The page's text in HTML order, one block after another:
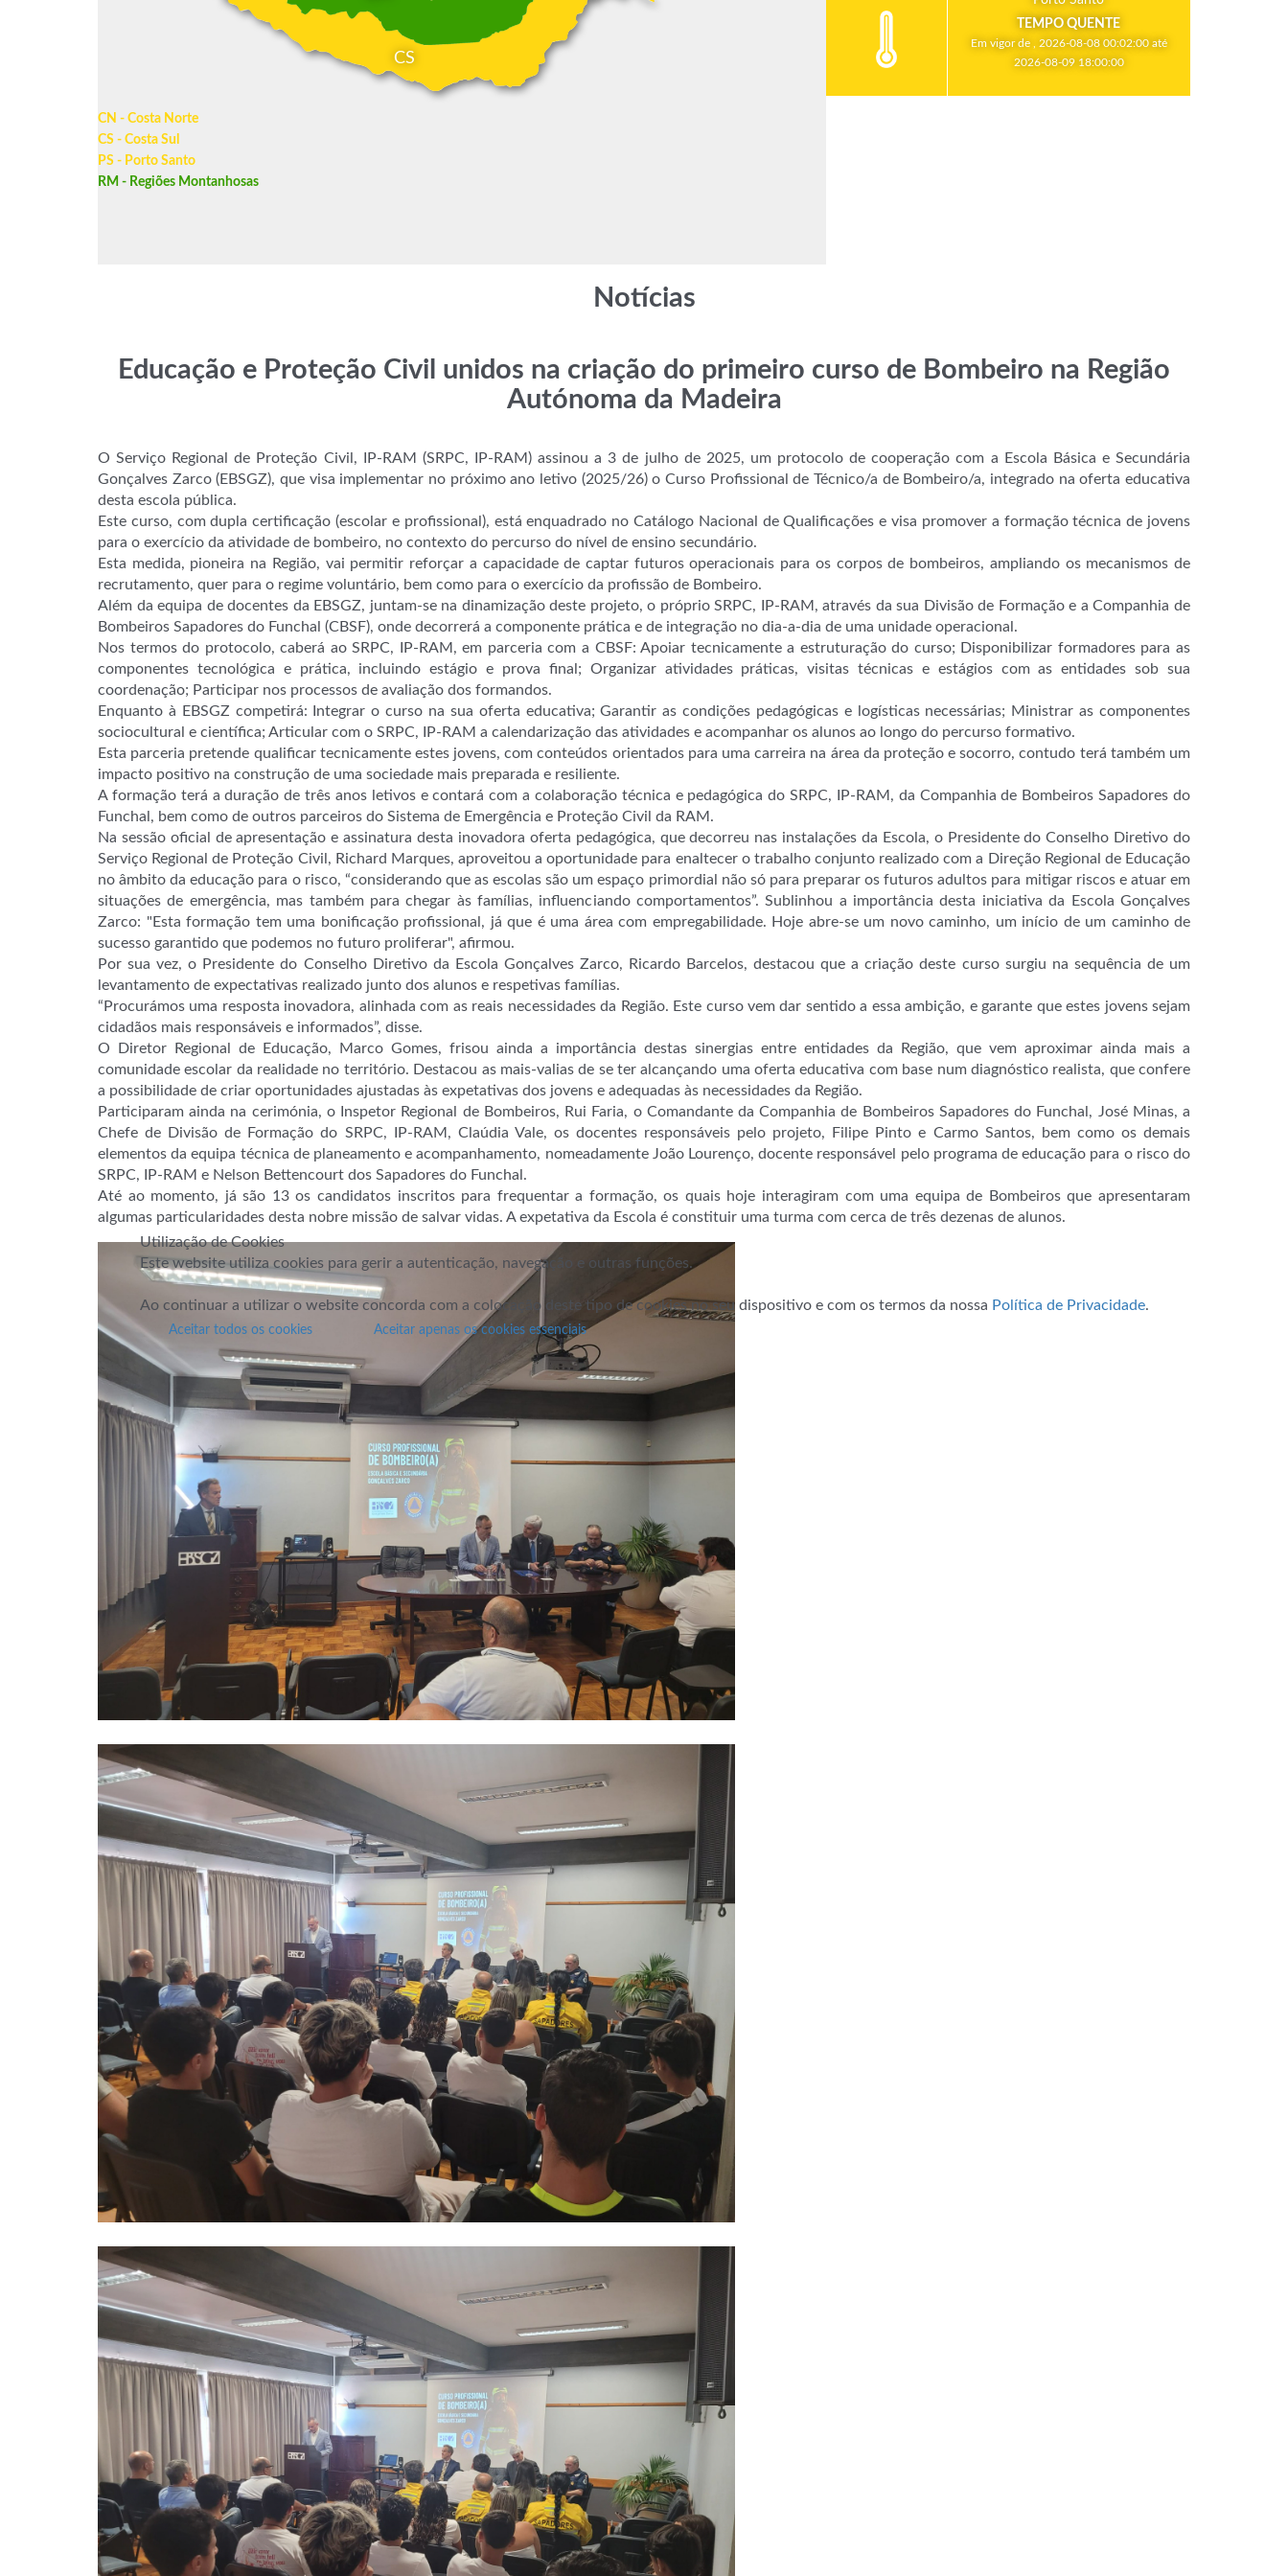
CS
CN - Costa Norte
CS - Costa Sul
PS - Porto Santo
RM - Regiões Montanhosas
TEMPO QUENTE
Em vigor de , 2026-08-08 00:02:00 até
2026-08-09 18:00:00
Notícias
Educação e Proteção Civil unidos na criação do primeiro curso de Bombeiro na Região
Autónoma da Madeira
O Serviço Regional de Proteção Civil, IP-RAM (SRPC, IP-RAM) assinou a 3 de julho de 2025, um protocolo de cooperação com a Escola Básica e Secundária
Gonçalves Zarco (EBSGZ), que visa implementar no próximo ano letivo (2025/26) o Curso Profissional de Técnico/a de Bombeiro/a, integrado na oferta educativa
desta escola pública.
Este curso, com dupla certificação (escolar e profissional), está enquadrado no Catálogo Nacional de Qualificações e visa promover a formação técnica de jovens
para o exercício da atividade de bombeiro, no contexto do percurso do nível de ensino secundário.
Esta medida, pioneira na Região, vai permitir reforçar a capacidade de captar futuros operacionais para os corpos de bombeiros, ampliando os mecanismos de
recrutamento, quer para o regime voluntário, bem como para o exercício da profissão de Bombeiro.
Além da equipa de docentes da EBSGZ, juntam-se na dinamização deste projeto, o próprio SRPC, IP-RAM, através da sua Divisão de Formação e a Companhia de
Bombeiros Sapadores do Funchal (CBSF), onde decorrerá a componente prática e de integração no dia-a-dia de uma unidade operacional.
Nos termos do protocolo, caberá ao SRPC, IP-RAM, em parceria com a CBSF: Apoiar tecnicamente a estruturação do curso; Disponibilizar formadores para as
componentes tecnológica e prática, incluindo estágio e prova final; Organizar atividades práticas, visitas técnicas e estágios com as entidades sob sua
coordenação; Participar nos processos de avaliação dos formandos.
Enquanto à EBSGZ competirá: Integrar o curso na sua oferta educativa; Garantir as condições pedagógicas e logísticas necessárias; Ministrar as componentes
sociocultural e científica; Articular com o SRPC, IP-RAM a calendarização das atividades e acompanhar os alunos ao longo do percurso formativo.
Esta parceria pretende qualificar tecnicamente estes jovens, com conteúdos orientados para uma carreira na área da proteção e socorro, contudo terá também um
impacto positivo na construção de uma sociedade mais preparada e resiliente.
A formação terá a duração de três anos letivos e contará com a colaboração técnica e pedagógica do SRPC, IP-RAM, da Companhia de Bombeiros Sapadores do
Funchal, bem como de outros parceiros do Sistema de Emergência e Proteção Civil da RAM.
Na sessão oficial de apresentação e assinatura desta inovadora oferta pedagógica, que decorreu nas instalações da Escola, o Presidente do Conselho Diretivo do
Serviço Regional de Proteção Civil, Richard Marques, aproveitou a oportunidade para enaltecer o trabalho conjunto realizado com a Direção Regional de Educação
no âmbito da educação para o risco, “considerando que as escolas são um espaço primordial não só para preparar os futuros adultos para mitigar riscos e atuar em
situações de emergência, mas também para chegar às famílias, influenciando comportamentos”. Sublinhou a importância desta iniciativa da Escola Gonçalves
Zarco: "Esta formação tem uma bonificação profissional, já que é uma área com empregabilidade. Hoje abre-se um novo caminho, um início de um caminho de
sucesso garantido que podemos no futuro proliferar", afirmou.
Por sua vez, o Presidente do Conselho Diretivo da Escola Gonçalves Zarco, Ricardo Barcelos, destacou que a criação deste curso surgiu na sequência de um
levantamento de expectativas realizado junto dos alunos e respetivas famílias.
“Procurámos uma resposta inovadora, alinhada com as reais necessidades da Região. Este curso vem dar sentido a essa ambição, e garante que estes jovens sejam
cidadãos mais responsáveis e informados”, disse.
O Diretor Regional de Educação, Marco Gomes, frisou ainda a importância destas sinergias entre entidades da Região, que vem aproximar ainda mais a
comunidade escolar da realidade no território. Destacou as mais-valias de se ter alcançando uma oferta educativa com base num diagnóstico realista, que confere
a possibilidade de criar oportunidades ajustadas às expetativas dos jovens e adequadas às necessidades da Região.
Participaram ainda na cerimónia, o Inspetor Regional de Bombeiros, Rui Faria, o Comandante da Companhia de Bombeiros Sapadores do Funchal, José Minas, a
Chefe de Divisão de Formação do SRPC, IP-RAM, Claúdia Vale, os docentes responsáveis pelo projeto, Filipe Pinto e Carmo Santos, bem como os demais
elementos da equipa técnica de planeamento e acompanhamento, nomeadamente João Lourenço, docente responsável pelo programa de educação para o risco do
SRPC, IP-RAM e Nelson Bettencourt dos Sapadores do Funchal.
Até ao momento, já são 13 os candidatos inscritos para frequentar a formação, os quais hoje interagiram com uma equipa de Bombeiros que apresentaram
algumas particularidades desta nobre missão de salvar vidas. A expetativa da Escola é constituir uma turma com cerca de três dezenas de alunos.
Utilização de Cookies
Este website utiliza cookies para gerir a autenticação, navegação e outras funções.
Ao continuar a utilizar o website concorda com a colocação deste tipo de cookies no seu dispositivo e com os termos da nossa Política de Privacidade.
Aceitar todos os cookies Aceitar apenas os cookies essenciais